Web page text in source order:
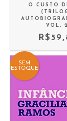
O CUSTO
VOL.
SEM
ESTOQUE